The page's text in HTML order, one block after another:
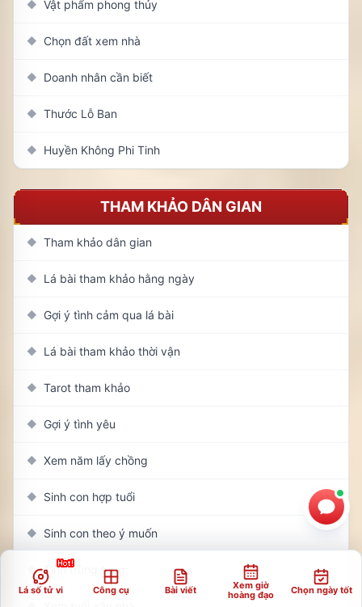
◆ Vật phẩm phong thủy
◆ Chọn đất xem nhà
◆ Doanh nhân cần biết
◆ Thước Lỗ Ban
◆ Huyền Không Phi Tinh
THAM KHẢO DÂN GIAN
◆ Tham khảo dân gian
◆ Lá bài tham khảo hằng ngày
◆ Gợi ý tình cảm qua lá bài
◆ Lá bài tham khảo thời vận
◆ Tarot tham khảo
◆ Gợi ý tình yêu
◆ Xem năm lấy chồng
◆ Sinh con hợp tuổi
◆ Sinh con theo ý muốn
◆ Tính trùng tang
Lá số tử vi Công cụ Bài viết
Xem giờ
hoàng đạo
Chọn ngày tốt